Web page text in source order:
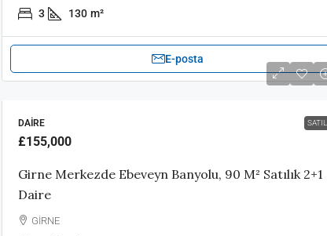
3 130 m²
E-posta
DAIRE
£155,000
Girne Merkezde Ebeveyn Banyolu, 90 M² Satılık 2+1
Daire
GİRNE